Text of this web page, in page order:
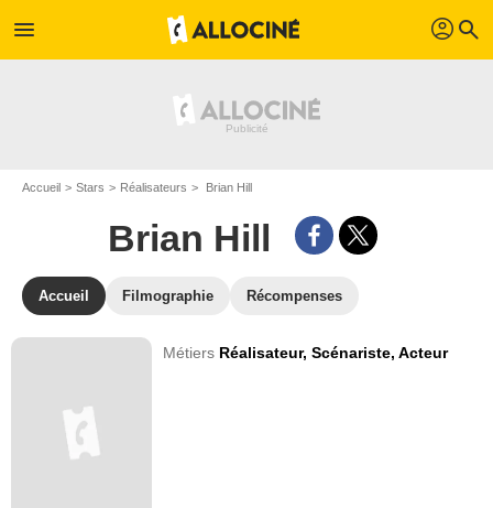
menu profil search
Accueil Stars Réalisateurs Brian Hill
Brian Hill
Accueil Filmographie Récompenses
Métiers Réalisateur,Scénariste,Acteur